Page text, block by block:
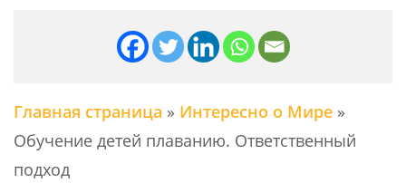
Главная страница » Интересно о Мире »
Обучение детей плаванию. Ответственный
подход